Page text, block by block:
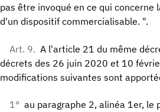
pas être invoqué en ce qui concerne
d'un dispositif commercialisable. ".
Art. 9. A l'article 21 du même
décrets des 26 juin 2020 et 10
modifications suivantes sont
1° au paragraphe 2, alinéa 1er, le